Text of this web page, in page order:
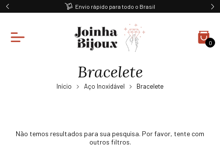
Envio rápido para todo o Brasil
0
Bracelete
Início Aço Inoxidável Bracelete
Não temos resultados para sua pesquisa. Por favor, tente com
outros filtros.